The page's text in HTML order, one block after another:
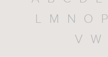
L
M N O P
V
W